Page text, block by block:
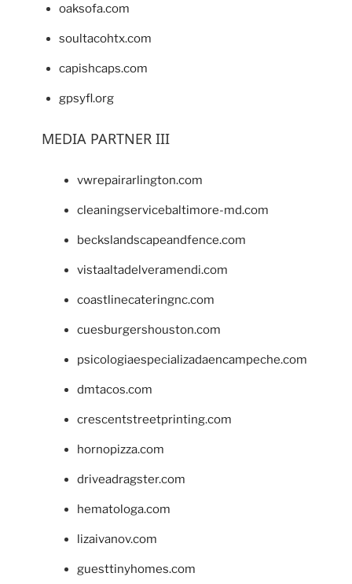
oaksofa.com
soultacohtx.com
capishcaps.com
gpsyfl.org
MEDIA PARTNER III
vwrepairarlington.com
cleaningservicebaltimore-md.com
beckslandscapeandfence.com
vistaaltadelveramendi.com
coastlinecateringnc.com
cuesburgershouston.com
psicologiaespecializadaencampeche.com
dmtacos.com
crescentstreetprinting.com
hornopizza.com
driveadragster.com
hematologa.com
lizaivanov.com
guesttinyhomes.com